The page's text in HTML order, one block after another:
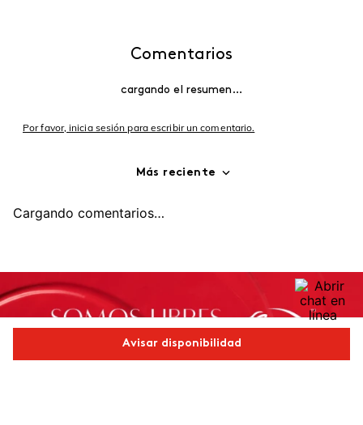
Avisar disponibilidad
Comentarios
cargando el resumen…
Por favor, inicia sesión para escribir un comentario.
Más reciente
Cargando comentarios…